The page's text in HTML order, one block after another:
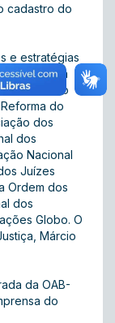
cadastro do
e estratégias
da
do Instituto
do
dos
dos
Nacional
Juízes
Ordem dos
dos
Globo. O
Márcio
da OAB-
do